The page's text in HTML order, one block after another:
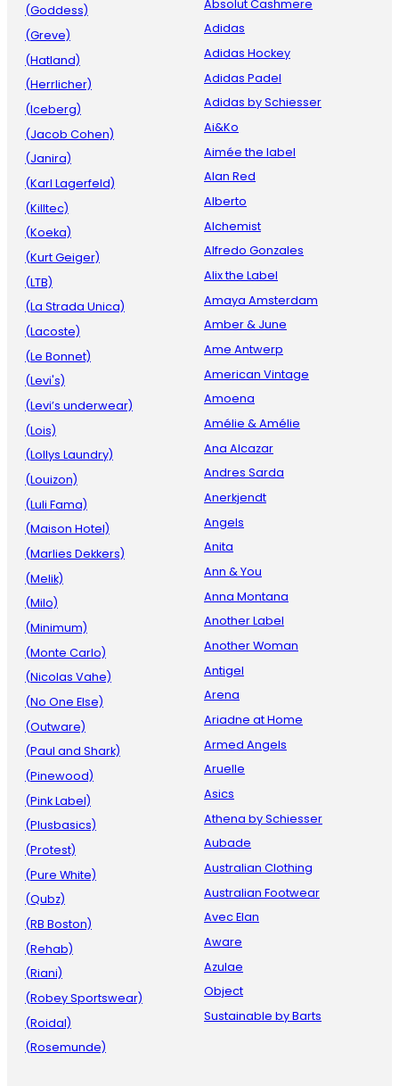
(Goddess)
(Greve)
(Hatland)
(Herrlicher)
(Iceberg)
(Jacob Cohen)
(Janira)
(Karl Lagerfeld)
(Killtec)
(Koeka)
(Kurt Geiger)
(LTB)
(La Strada Unica)
(Lacoste)
(Le Bonnet)
(Levi's)
(Levi’s underwear)
(Lois)
(Lollys Laundry)
(Louizon)
(Luli Fama)
(Maison Hotel)
(Marlies Dekkers)
(Melik)
(Milo)
(Minimum)
(Monte Carlo)
(Nicolas Vahe)
(No One Else)
(Outware)
(Paul and Shark)
(Pinewood)
(Pink Label)
(Plusbasics)
(Protest)
(Pure White)
(Qubz)
(RB Boston)
(Rehab)
(Riani)
(Robey Sportswear)
(Roidal)
(Rosemunde)
Absolut Cashmere
Adidas
Adidas Hockey
Adidas Padel
Adidas by Schiesser
Ai&Ko
Aimée the label
Alan Red
Alberto
Alchemist
Alfredo Gonzales
Alix the Label
Amaya Amsterdam
Amber & June
Ame Antwerp
American Vintage
Amoena
Amélie & Amélie
Ana Alcazar
Andres Sarda
Anerkjendt
Angels
Anita
Ann & You
Anna Montana
Another Label
Another Woman
Antigel
Arena
Ariadne at Home
Armed Angels
Aruelle
Asics
Athena by Schiesser
Aubade
Australian Clothing
Australian Footwear
Avec Elan
Aware
Azulae
Object
Sustainable by Barts